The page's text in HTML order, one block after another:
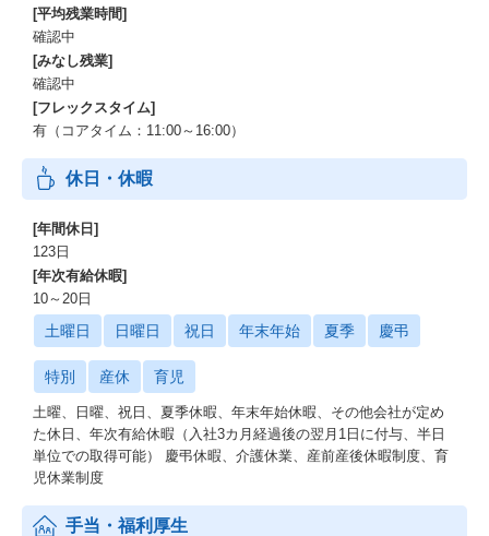
[平均残業時間]
確認中
[みなし残業]
確認中
[フレックスタイム]
有（コアタイム：11:00～16:00）
休日・休暇
[年間休日]
123日
[年次有給休暇]
10～20日
土曜日 日曜日 祝日 年末年始 夏季 慶弔
特別 産休 育児
土曜、日曜、祝日、夏季休暇、年末年始休暇、その他会社が定め
た休日、年次有給休暇（入社3カ月経過後の翌月1日に付与、半日
単位での取得可能） 慶弔休暇、介護休業、産前産後休暇制度、育
児休業制度
手当・福利厚生